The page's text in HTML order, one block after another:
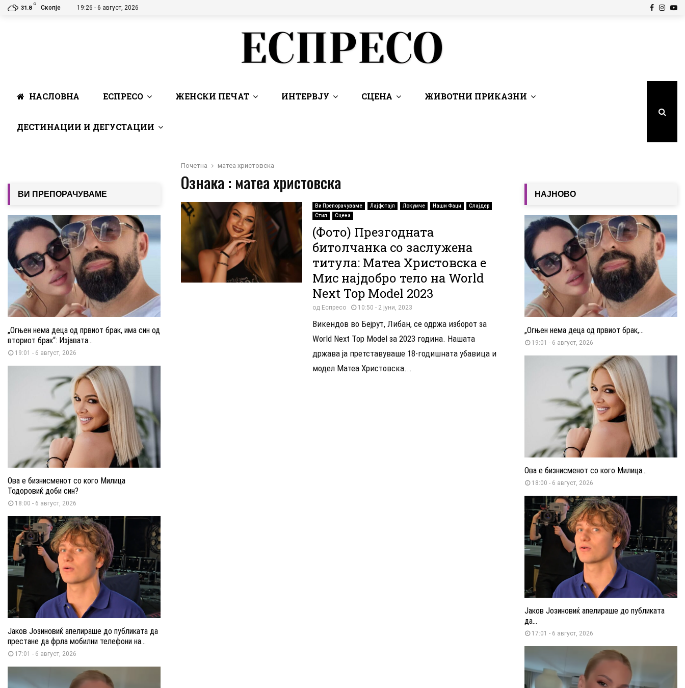
31.8
C
Скопје 19:26 - 6 август, 2026 Facebook
НАСЛОВНА ЕСПРЕСО ЖЕНСКИ ПЕЧАТ ИНТЕРВЈУ СЦЕНА ЖИВОТНИ ПРИКАЗНИ
ДЕСТИНАЦИИ И ДЕГУСТАЦИИ
Почетна матеа христовска
Ознака : матеа христовска
Ви Препорачуваме Лајфстајл Локумче Наши Фаци
Слајдер
Стил
Сцена
(Фото) Презгодната
битолчанка со заслужена
титула: Матеа Христовска е
Мис најдобро тело на World
Next Top Model 2023
од Еспресо 10:50 - 2 јуни, 2023
Викендов во Бејрут, Либан, се одржа изборот за
World Next Top Model за 2023 година. Нашата
држава ја претставуваше 18-годишната убавица и
модел Матеа Христовска...
ВИ ПРЕПОРАЧУВАМЕ
„Огњен нема деца од првиот брак, има син од
вториот брак“: Изјавата...
19:01 - 6 август, 2026
Ова е бизнисменот со кого Милица
Тодоровиќ доби син?
18:00 - 6 август, 2026
Јаков Јозиновиќ апелираше до публиката да
престане да фрла мобилни телефони на...
17:01 - 6 август, 2026
НАЈНОВО
„Огњен нема деца од првиот брак,...
19:01 - 6 август, 2026
Ова е бизнисменот со кого Милица...
18:00 - 6 август, 2026
Јаков Јозиновиќ апелираше до публиката
да...
17:01 - 6 август, 2026